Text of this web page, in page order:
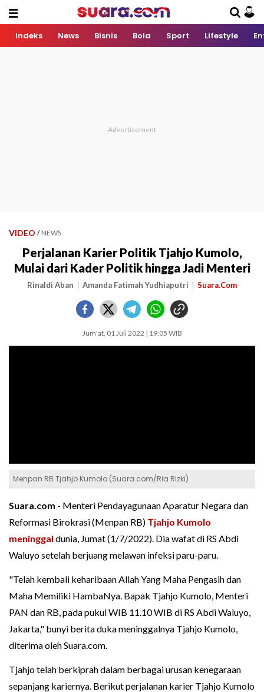
Indeks News Bisnis Bola Sport Lifestyle
VIDEO / NEWS
Perjalanan Karier Politik Tjahjo Kumolo,
Mulai dari Kader Politik hingga Jadi Menteri
Rinaldi Aban Amanda Fatimah Yudhiaputri Suara.Com
Jum'at, 01 Juli 2022 | 19:05 WIB
Menpan RB Tjahjo Kumolo (Suara.com/Ria Rizki)
Suara.com - Menteri Pendayagunaan Aparatur Negara dan
Reformasi Birokrasi (Menpan RB) Tjahjo Kumolo
meninggal dunia, Jumat (1/7/2022). Dia wafat di RS Abdi
Waluyo setelah berjuang melawan infeksi paru-paru.
"Telah kembali keharibaan Allah Yang Maha Pengasih dan
Maha Memiliki HambaNya. Bapak Tjahjo Kumolo, Menteri
PAN dan RB, pada pukul WIB 11.10 WIB di RS Abdi Waluyo,
Jakarta," bunyi berita duka meninggalnya Tjahjo Kumolo,
diterima oleh Suara.com.
Tjahjo telah berkiprah dalam berbagai urusan kenegaraan
sepanjang kariernya. Berikut perjalanan karier Tjahjo Kumolo